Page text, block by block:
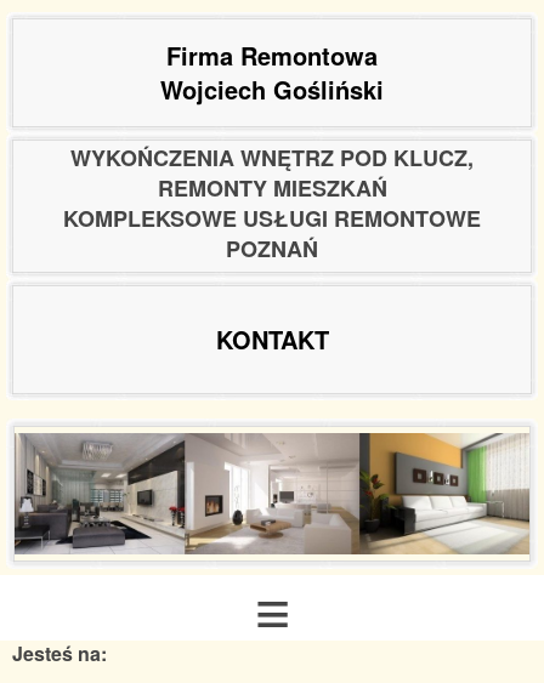
Firma Remontowa
Wojciech Gośliński
WYKOŃCZENIA WNĘTRZ POD KLUCZ,
REMONTY MIESZKAŃ
KOMPLEKSOWE USŁUGI REMONTOWE
POZNAŃ
KONTAKT
≡
Jesteś na: